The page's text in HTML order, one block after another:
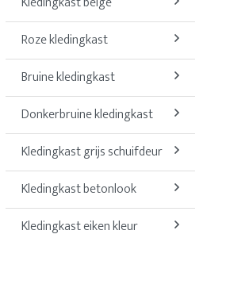
Roze kledingkast
Bruine kledingkast
Donkerbruine kledingkast
Kledingkast grijs schuifdeur
Kledingkast betonlook
Kledingkast eiken kleur